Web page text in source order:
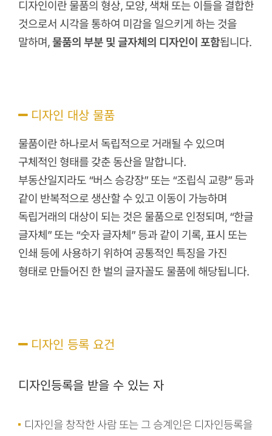
디자인이란 물품의 형상, 모양, 색채 또는 이들을 결합한
것으로서 시각을 통하여 미감을 일으키게 하는 것을
말하며,물품의 부분 및 글자체의 디자인이 포함됩니다.
디자인 대상 물품
물품이란 하나로서 독립적으로 거래될 수 있으며
구체적인 형태를 갖춘 동산을 말합니다.
부동산일지라도 “버스 승강장” 또는 “조립식 교량” 등과
같이 반복적으로 생산할 수 있고 이동이 가능하며
독립거래의 대상이 되는 것은 물품으로 인정되며, “한글
글자체” 또는 “숫자 글자체” 등과 같이 기록, 표시 또는
인쇄 등에 사용하기 위하여 공통적인 특징을 가진
형태로 만들어진 한 벌의 글자꼴도 물품에 해당됩니다.
디자인 등록 요건
디자인등록을 받을 수 있는 자
디자인을 창작한 사람 또는 그 승계인은 디자인등록을